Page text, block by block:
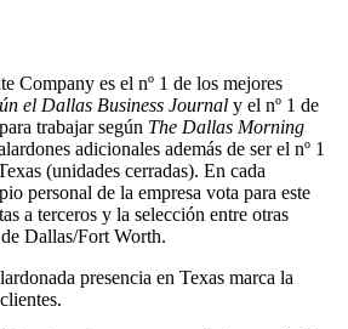
Company es el nº 1 de los mejores
el Dallas Business Journal y el nº 1 de
trabajar según The Dallas Morning
adicionales además de ser el nº 1
(unidades cerradas). En cada
personal de la empresa vota para este
a terceros y la selección entre otras
Dallas/Fort Worth.
presencia en Texas marca la